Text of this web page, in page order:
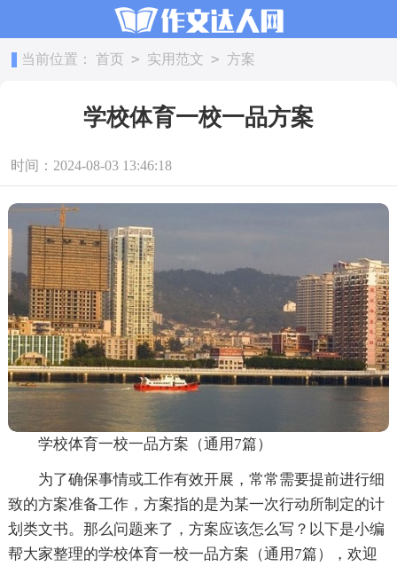
当前位置： 首页 > 实用范文 > 方案
学校体育一校一品方案
时间：2024-08-03 13:46:18
学校体育一校一品方案（通用7篇）
为了确保事情或工作有效开展，常常需要提前进行细
致的方案准备工作，方案指的是为某一次行动所制定的计
划类文书。那么问题来了，方案应该怎么写？以下是小编
帮大家整理的学校体育一校一品方案（通用7篇），欢迎